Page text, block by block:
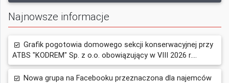
Najnowsze informacje
Grafik pogotowia domowego sekcji konserwacyjnej przy
ATBS "KODREM" Sp. z o.o. obowiązujący w VIII 2026 r....
Nowa grupa na Facebooku przeznaczona dla najemców